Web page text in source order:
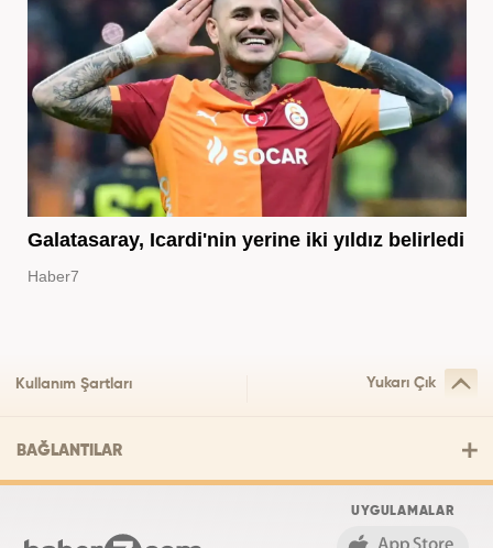
Galatasaray, Icardi'nin yerine iki yıldız belirledi
Haber7
Kullanım Şartları Yukarı Çık
BAĞLANTILAR
UYGULAMALAR